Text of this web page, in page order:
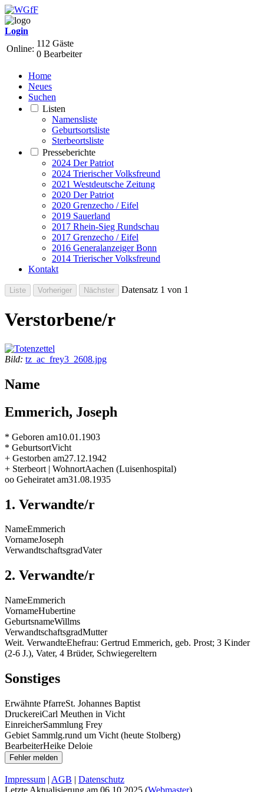
Login
Online:
112 Gäste
0 Bearbeiter
Home
Neues
Suchen
Listen
Namensliste
Geburtsortsliste
Sterbeortsliste
Presseberichte
2024 Der Patriot
2024 Trierischer Volksfreund
2021 Westdeutsche Zeitung
2020 Der Patriot
2020 Grenzecho / Eifel
2019 Sauerland
2017 Rhein-Sieg Rundschau
2017 Grenzecho / Eifel
2016 Generalanzeiger Bonn
2014 Trierischer Volksfreund
Kontakt
Datensatz 1 von 1
Verstorbene/r
Bild: tz_ac_frey3_2608.jpg
Name
Emmerich, Joseph
* Geboren am10.01.1903
* GeburtsortVicht
+ Gestorben am27.12.1942
+ Sterbeort | WohnortAachen (Luisenhospital)
oo Geheiratet am31.08.1935
1. Verwandte/r
NameEmmerich
VornameJoseph
VerwandtschaftsgradVater
2. Verwandte/r
NameEmmerich
VornameHubertine
GeburtsnameWillms
VerwandtschaftsgradMutter
Weit. VerwandteEhefrau: Gertrud Emmerich, geb. Prost; 3 Kinder
(2-6 J.), Vater, 4 Brüder, Schwiegereltern
Sonstiges
Erwähnte PfarreSt. Johannes Baptist
DruckereiCarl Meuthen in Vicht
EinreicherSammlung Frey
Gebiet Sammlg.rund um Vicht (heute Stolberg)
BearbeiterHeike Deloie
Impressum | AGB | Datenschutz
Letzte Aktualisierung am 06.10.2025 (Webmaster)